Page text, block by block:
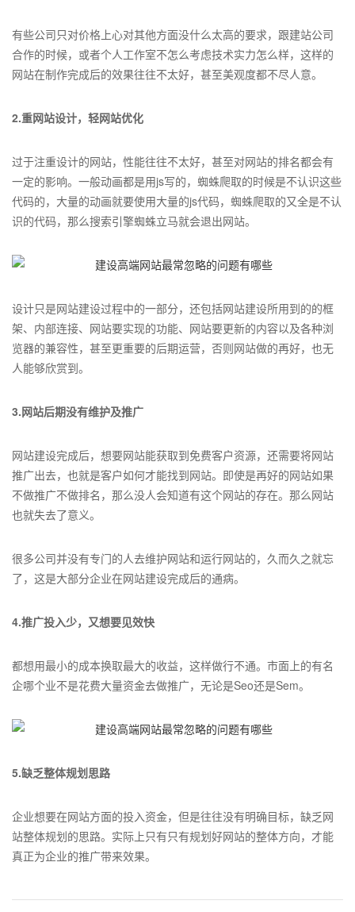
有些公司只对价格上心对其他方面没什么太高的要求，跟建站公司
合作的时候，或者个人工作室不怎么考虑技术实力怎么样，这样的
网站在制作完成后的效果往往不太好，甚至美观度都不尽人意。
2.重网站设计，轻网站优化
过于注重设计的网站，性能往往不太好，甚至对网站的排名都会有
一定的影响。一般动画都是用js写的，蜘蛛爬取的时候是不认识这些
代码的，大量的动画就要使用大量的js代码，蜘蛛爬取的又全是不认
识的代码，那么搜索引擎蜘蛛立马就会退出网站。
设计只是网站建设过程中的一部分，还包括网站建设所用到的的框
架、内部连接、网站要实现的功能、网站要更新的内容以及各种浏
览器的兼容性，甚至更重要的后期运营，否则网站做的再好，也无
人能够欣赏到。
3.网站后期没有维护及推广
网站建设完成后，想要网站能获取到免费客户资源，还需要将网站
推广出去，也就是客户如何才能找到网站。即使是再好的网站如果
不做推广不做排名，那么没人会知道有这个网站的存在。那么网站
也就失去了意义。
很多公司并没有专门的人去维护网站和运行网站的，久而久之就忘
了，这是大部分企业在网站建设完成后的通病。
4.推广投入少，又想要见效快
都想用最小的成本换取最大的收益，这样做行不通。市面上的有名
企哪个业不是花费大量资金去做推广，无论是Seo还是Sem。
5.缺乏整体规划思路
企业想要在网站方面的投入资金，但是往往没有明确目标，缺乏网
站整体规划的思路。实际上只有只有规划好网站的整体方向，才能
真正为企业的推广带来效果。